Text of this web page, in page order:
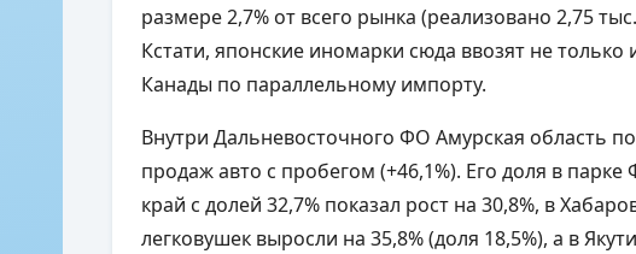
размере 2,7% от всего рынка (реализовано 2,75
Кстати, японские иномарки сюда ввозят не
Канады по параллельному импорту.
Внутри Дальневосточного ФО Амурская область
продаж авто с пробегом (+46,1%). Его доля в
край с долей 32,7% показал рост на 30,8%, в
легковушек выросли на 35,8% (доля 18,5%), а в